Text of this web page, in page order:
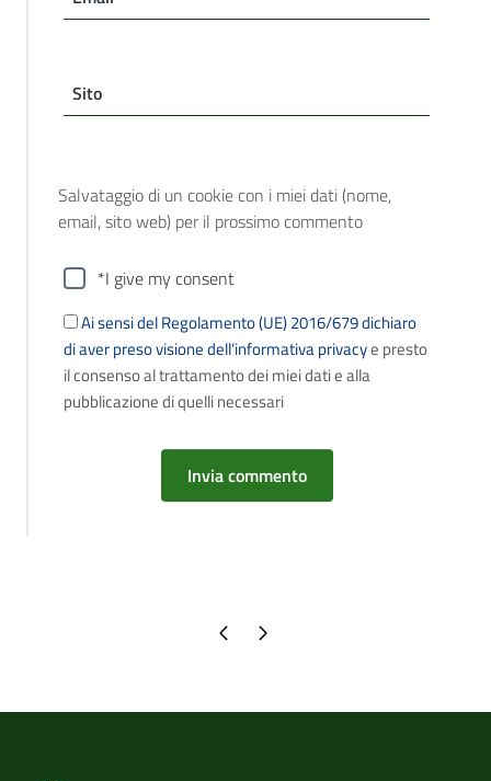
Sito
Salvataggio di un cookie con i miei dati (nome,
email, sito web) per il prossimo commento
*I give my consent
Ai sensi del Regolamento (UE) 2016/679 dichiaro
di aver preso visione dell’informativa privacye presto
il consenso al trattamento dei miei dati e alla
pubblicazione di quelli necessari
Pagina precedente
Pagina successiva